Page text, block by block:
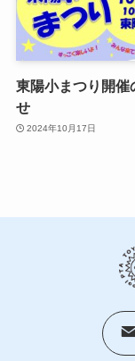
東陽小まつり開催
せ
2024年10月17日